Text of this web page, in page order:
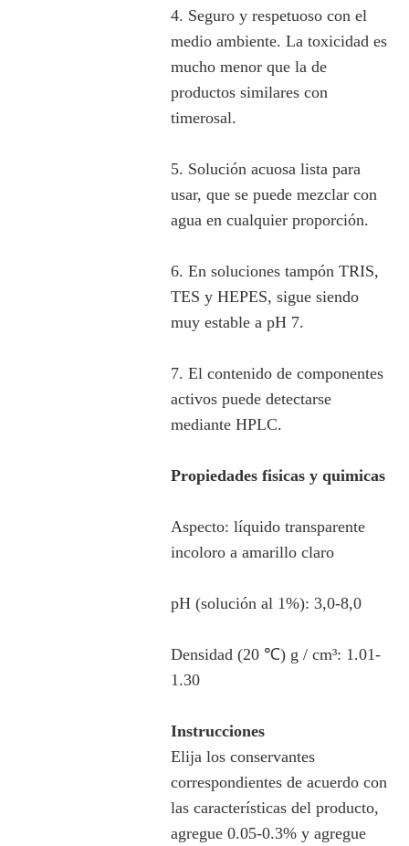
4. Seguro y respetuoso con el
medio ambiente. La toxicidad es
mucho menor que la de
productos similares con
timerosal.
5. Solución acuosa lista para
usar, que se puede mezclar con
agua en cualquier proporción.
6. En soluciones tampón TRIS,
TES y HEPES, sigue siendo
muy estable a pH 7.
7. El contenido de componentes
activos puede detectarse
mediante HPLC.
Propiedades fisicas y quimicas
Aspecto: líquido transparente
incoloro a amarillo claro
pH (solución al 1%): 3,0-8,0
Densidad (20 ℃) ​​g / cm³: 1.01-
1.30
Instrucciones
Elija los conservantes
correspondientes de acuerdo con
las características del producto,
agregue 0.05-0.3% y agregue